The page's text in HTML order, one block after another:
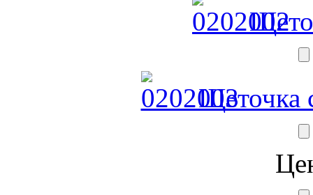
Щеточка